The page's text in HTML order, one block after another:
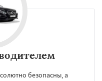
безопасны, а